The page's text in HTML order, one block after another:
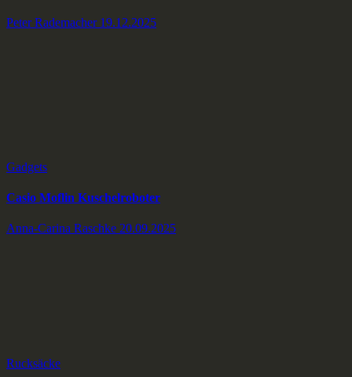
Peter Rademacher 19.12.2025
Gadgets
Casio Moflin Kuschelroboter
Anna-Carina Raschke 20.09.2025
Rucksäcke